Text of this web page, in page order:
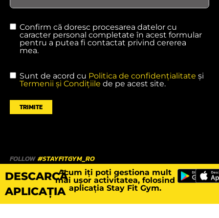
Confirm că doresc procesarea datelor cu
caracter personal completate în acest formular
pentru a putea fi contactat privind cererea
mea.
Sunt de acord cu Politica de confidențialitate și
Termenii și Condițiile de pe acest site.
TRIMITE
FOLLOW #STAYFITGYM_RO
DESCARCĂ
APLICAȚIA
Acum iți poți gestiona mult
mai ușor activitatea, folosind
aplicația Stay Fit Gym.